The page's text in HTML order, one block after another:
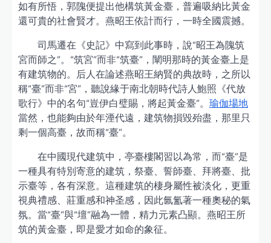
如有所悟，郭隗便提出他構筑黃金臺，普遍吸納比黃金
還可貴的社會賢才。燕昭王依計而行，一時全國震撼。
司馬遷在《史記》中寫到此事時，說“昭王為隗筑
宮而師之”。“筑宮”而非“筑臺”，闡明那時的黃金臺上是
有建筑物的。后人在論述燕昭王納賢的典故時，之所以
稱“臺”而非“宮”，聽說緣于南北朝時代詩人鮑照《代放
歌行》中的名句“豈伊白璧賜，將起黃金臺”。 瑜伽場地
當然，也能夠由於年湮代遠，建筑物損毀殆盡，那里只
剩一個高臺，故而稱“臺”。
在中國現代建筑中，亭臺樓閣習以為常，而“臺”是
一種具有特別寄意的建筑，祭臺、誓師臺、拜將臺、批
示臺等，各有深意。這種建筑的棲身屬性被淡化，更重
視典禮感、莊重感和神圣感，因此氤氳著一種奧秘的氣
氛。當“臺”與“壇”融為一體，精力元素凸顯。燕昭王所
筑的黃金臺，即是愛才如命的象征。